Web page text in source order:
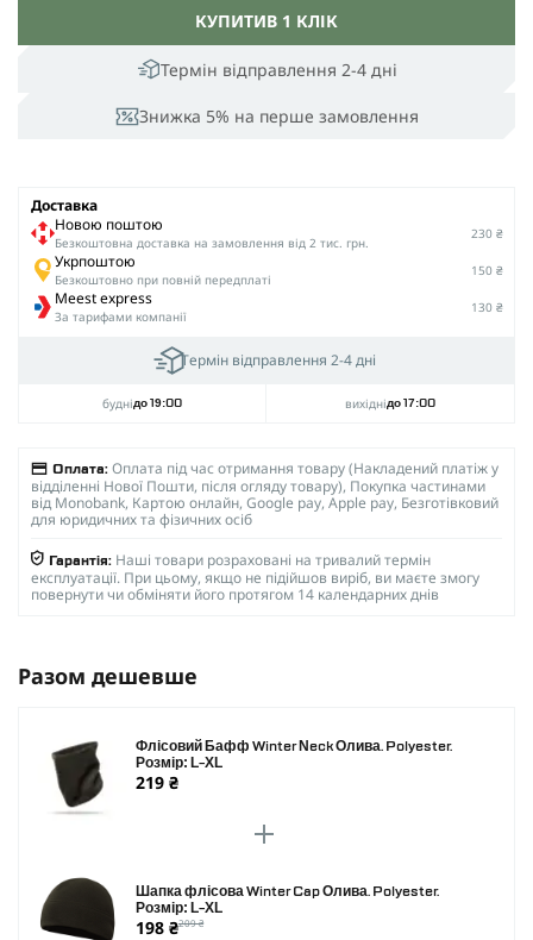
Термін відправлення 2-4 дні
Знижка 5% на перше замовлення
КУПИТИВ 1 КЛІК
Доставка
Новою поштою
Безкоштовна доставка на замовлення від 2 тис. грн.
230 ₴
Укрпоштою
Безкоштовно при повній передплаті
150 ₴
Meest express
За тарифами компанії
130 ₴
Термін відправлення 2-4 дні
буднідо 19:00 вихіднідо 17:00
Оплата: Оплата під час отримання товару (Накладений платіж у
відділенні Нової Пошти, після огляду товару), Покупка частинами
від Monobank, Картою онлайн, Google pay, Apple pay, Безготівковий
для юридичних та фізичних осіб
Гарантія: Наші товари розраховані на тривалий термін
експлуатації. При цьому, якщо не підійшов виріб, ви маєте змогу
повернути чи обміняти його протягом 14 календарних днів
Разом дешевше
Флісовий Бафф Winter Neck Олива. Polyester.
Розмір: L-XL
219 ₴
Шапка флісова Winter Cap Олива. Polyester.
Розмір: L-XL
198 ₴209 ₴